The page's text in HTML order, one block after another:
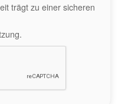
trägt zu einer sicheren